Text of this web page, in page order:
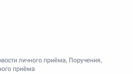
личного приёма, Поручения,
приёма